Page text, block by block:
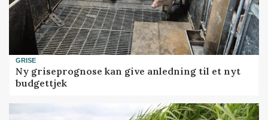
GRISE
Ny griseprognose kan give anledning til et nyt
budgettjek